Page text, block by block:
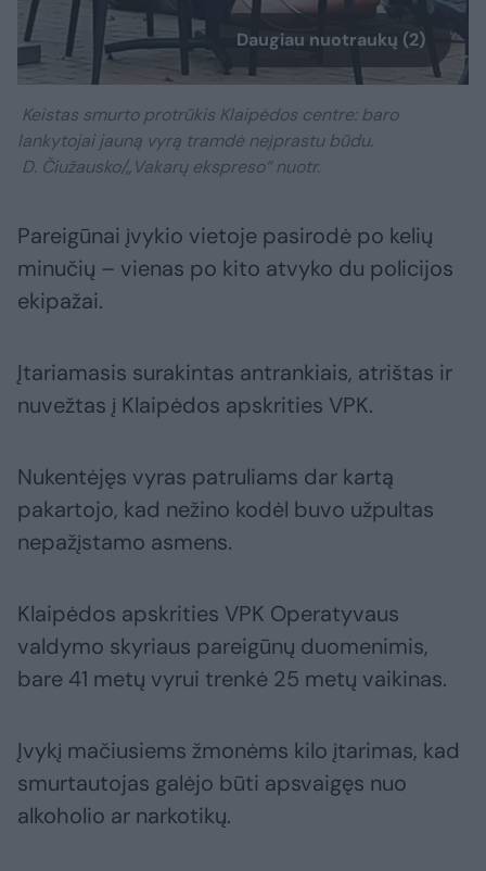
Daugiau nuotraukų (2)
Keistas smurto protrūkis Klaipėdos centre: baro
lankytojai jauną vyrą tramdė neįprastu būdu.
D. Čiužausko/„Vakarų ekspreso“ nuotr.
Pareigūnai įvykio vietoje pasirodė po kelių
minučių – vienas po kito atvyko du policijos
ekipažai.
Įtariamasis surakintas antrankiais, atrištas ir
nuvežtas į Klaipėdos apskrities VPK.
Nukentėjęs vyras patruliams dar kartą
pakartojo, kad nežino kodėl buvo užpultas
nepažįstamo asmens.
Klaipėdos apskrities VPK Operatyvaus
valdymo skyriaus pareigūnų duomenimis,
bare 41 metų vyrui trenkė 25 metų vaikinas.
Įvykį mačiusiems žmonėms kilo įtarimas, kad
smurtautojas galėjo būti apsvaigęs nuo
alkoholio ar narkotikų.